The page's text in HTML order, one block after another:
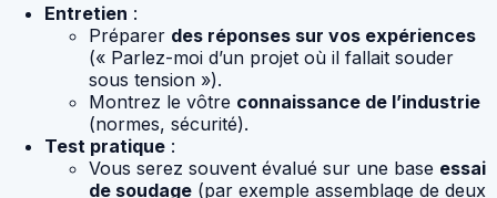
Entretien :
Préparer des réponses sur vos expériences
(« Parlez-moi d’un projet où il fallait souder
sous tension »).
Montrez le vôtre connaissance de l’industrie
(normes, sécurité).
Test pratique :
Vous serez souvent évalué sur une base essai
de soudage (par exemple assemblage de deux